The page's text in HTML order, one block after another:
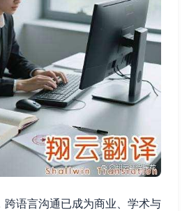
跨语言沟通已成为商业、学术与